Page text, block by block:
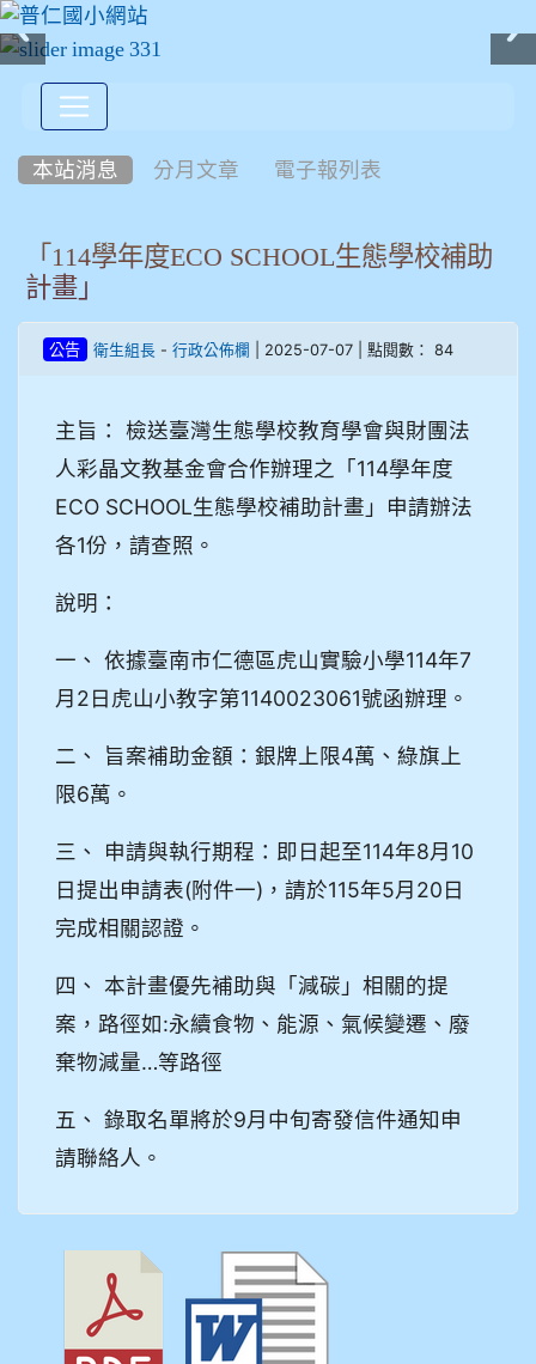
本站消息 分月文章 電子報列表
「114學年度ECO SCHOOL生態學校補助
計畫」
公告 衛生組長 - 行政公佈欄 | 2025-07-07 | 點閱數： 84
主旨： 檢送臺灣生態學校教育學會與財團法
人彩晶文教基金會合作辦理之「114學年度
ECO SCHOOL生態學校補助計畫」申請辦法
各1份，請查照。
說明：
一、 依據臺南市仁德區虎山實驗小學114年7
月2日虎山小教字第1140023061號函辦理。
二、 旨案補助金額：銀牌上限4萬、綠旗上
限6萬。
三、 申請與執行期程：即日起至114年8月10
日提出申請表(附件一)，請於115年5月20日
完成相關認證。
四、 本計畫優先補助與「減碳」相關的提
案，路徑如:永續食物、能源、氣候變遷、廢
棄物減量…等路徑
五、 錄取名單將於9月中旬寄發信件通知申
請聯絡人。